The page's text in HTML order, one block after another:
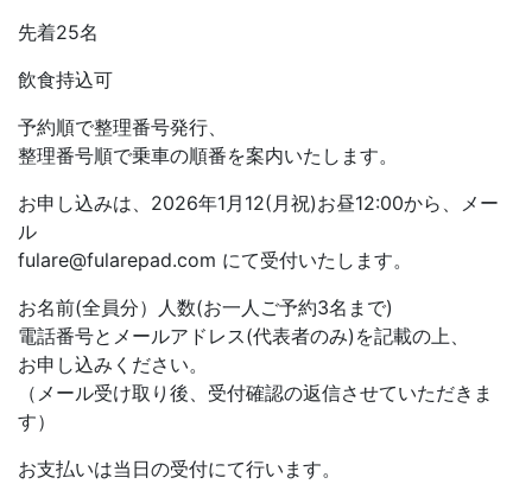
先着25名
飲食持込可
予約順で整理番号発行、
整理番号順で乗車の順番を案内いたします。
お申し込みは、2026年1月12(月祝)お昼12:00から、メー
ル
fulare@fularepad.com にて受付いたします。
お名前(全員分）人数(お一人ご予約3名まで)
電話番号とメールアドレス(代表者のみ)を記載の上、
お申し込みください。
（メール受け取り後、受付確認の返信させていただきま
す）
お支払いは当日の受付にて行います。